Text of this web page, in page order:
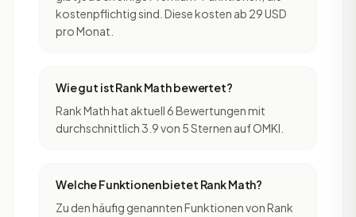
kostenpflichtig sind. Diese kosten ab 29 USD
pro Monat.
Wie gut ist Rank Math bewertet?
Rank Math hat aktuell 6 Bewertungen mit
durchschnittlich 3.9 von 5 Sternen auf OMKI.
Welche Funktionen bietet Rank Math?
Zu den häufig genannten Funktionen von Rank